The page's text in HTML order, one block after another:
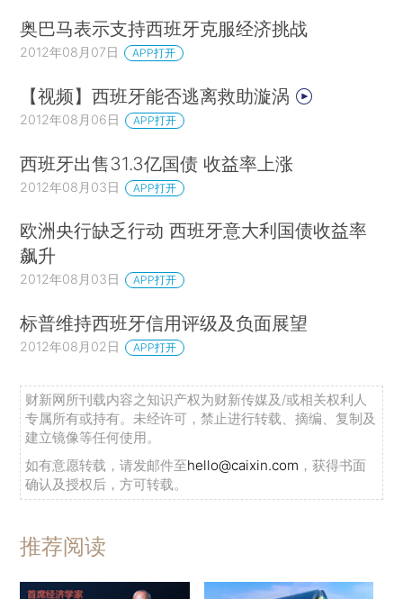
奥巴马表示支持西班牙克服经济挑战
2012年08月07日 APP打开
【视频】西班牙能否逃离救助漩涡
2012年08月06日 APP打开
西班牙出售31.3亿国债 收益率上涨
2012年08月03日 APP打开
欧洲央行缺乏行动 西班牙意大利国债收益率
飙升
2012年08月03日 APP打开
标普维持西班牙信用评级及负面展望
2012年08月02日 APP打开
财新网所刊载内容之知识产权为财新传媒及/或相关权利人
专属所有或持有。未经许可，禁止进行转载、摘编、复制及
建立镜像等任何使用。
如有意愿转载，请发邮件至hello@caixin.com ，获得书面
确认及授权后，方可转载。
推荐阅读